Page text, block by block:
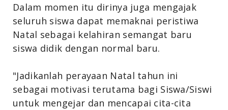
Dalam momen itu dirinya juga mengajak
seluruh siswa dapat memaknai peristiwa
Natal sebagai kelahiran semangat baru
siswa didik dengan normal baru.
"Jadikanlah perayaan Natal tahun ini
sebagai motivasi terutama bagi Siswa/Siswi
untuk mengejar dan mencapai cita-cita